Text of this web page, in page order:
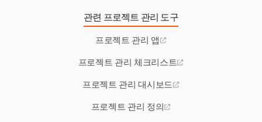
관련 프로젝트 관리 도구
프로젝트 관리 앱
프로젝트 관리 체크리스트
프로젝트 관리 대시보드
프로젝트 관리 정의